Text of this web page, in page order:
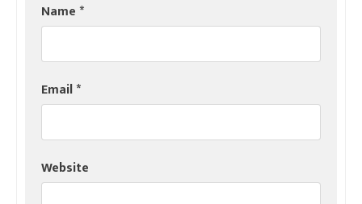
Name*
Email*
Website